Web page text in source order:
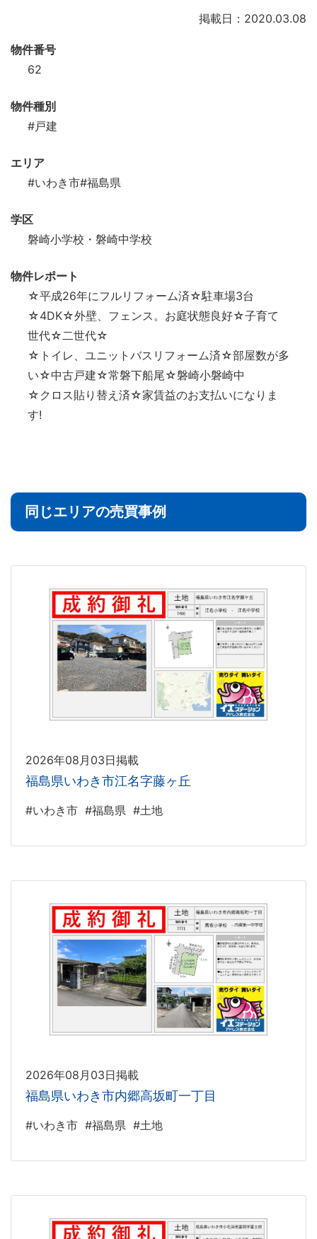
掲載日：2020.03.08
物件番号
62
物件種別
#戸建
エリア
#いわき市#福島県
学区
磐崎小学校・磐崎中学校
物件レポート
☆平成26年にフルリフォーム済☆駐車場3台
☆4DK☆外壁、フェンス。お庭状態良好☆子育て
世代☆二世代☆
☆トイレ、ユニットバスリフォーム済☆部屋数が多
い☆中古戸建☆常磐下船尾☆磐崎小磐崎中
☆クロス貼り替え済☆家賃益のお支払いになりま
す!
同じエリアの売買事例
2026年08月03日掲載
福島県いわき市江名字藤ヶ丘
#いわき市 #福島県 #土地
2026年08月03日掲載
福島県いわき市内郷高坂町一丁目
#いわき市 #福島県 #土地